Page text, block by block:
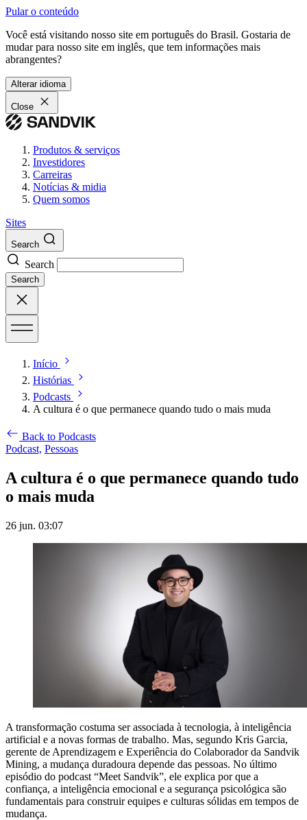
Pular o conteúdo
Você está visitando nosso site em português do Brasil. Gostaria de
mudar para nosso site em inglês, que tem informações mais
abrangentes?
Alterar idioma
Close
Produtos & serviços
Investidores
Carreiras
Notícias & midia
Quem somos
Sites
Search
Search
Search
Início
Histórias
Podcasts
A cultura é o que permanece quando tudo o mais muda
Back to Podcasts
Podcast, Pessoas
A cultura é o que permanece quando tudo
o mais muda
26 jun. 03:07
A transformação costuma ser associada à tecnologia, à inteligência
artificial e a novas formas de trabalho. Mas, segundo Kris Garcia,
gerente de Aprendizagem e Experiência do Colaborador da Sandvik
Mining, a mudança duradoura depende das pessoas. No último
episódio do podcast “Meet Sandvik”, ele explica por que a
confiança, a inteligência emocional e a segurança psicológica são
fundamentais para construir equipes e culturas sólidas em tempos de
mudança.